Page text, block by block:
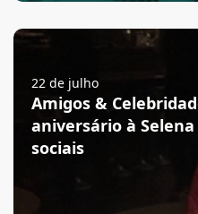
22 de julho
Amigos &
aniversário à
sociais